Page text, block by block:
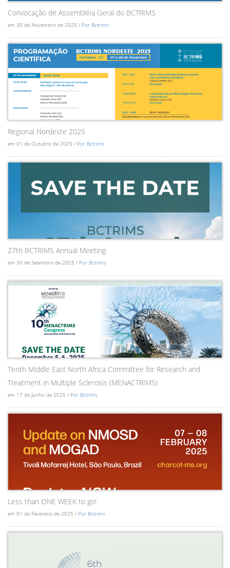
Convocação de Assembléia Geral do BCTRIMS
em 30 de Novembro de 2025 / Por Bctrims
Regional Nordeste 2025
em 01 de Outubro de 2025 / Por Bctrims
27th BCTRIMS Annual Meeting
em 30 de Setembro de 2025 / Por Bctrims
Tenth Middle East North Africa Committee for Research and
Treatment in Multiple Sclerosis (MENACTRIMS)
em 17 de Junho de 2025 / Por Bctrims
Less than ONE WEEK to go!
em 01 de Fevereiro de 2025 / Por Bctrims